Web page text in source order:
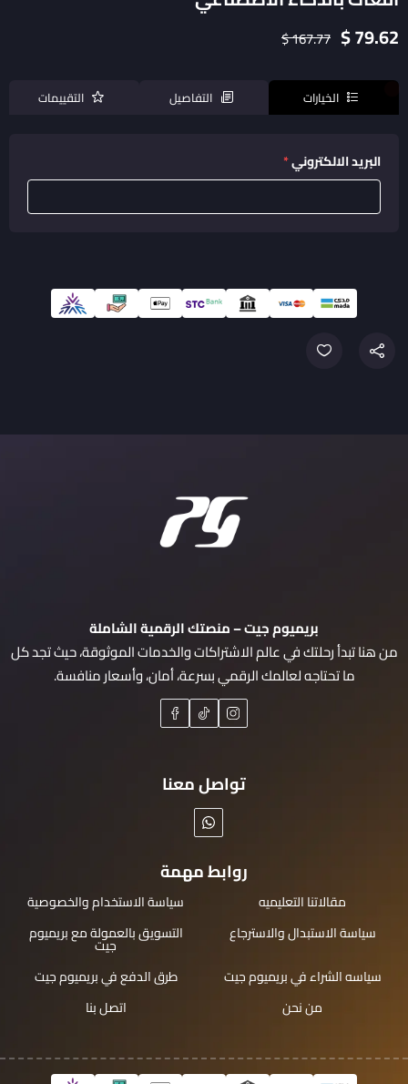
79.62 $
167.77 $
الخيارات التفاصيل التقييمات
البريد الالكتروني*
بريميوم جيت – منصتك الرقمية الشاملة
من هنا تبدأ رحلتك في عالم الاشتراكات والخدمات الموثوقة، حيث تجد كل
ما تحتاجه لعالمك الرقمي بسرعة، أمان، وأسعار منافسة.
تواصل معنا
روابط مهمة
مقالاتنا التعليميه
سياسة الاستخدام والخصوصية
سياسة الاستبدال والاسترجاع
التسويق بالعمولة مع بريميوم
جيت
سياسه الشراء في بريميوم جيت
طرق الدفع في بريميوم جيت
من نحن
اتصل بنا